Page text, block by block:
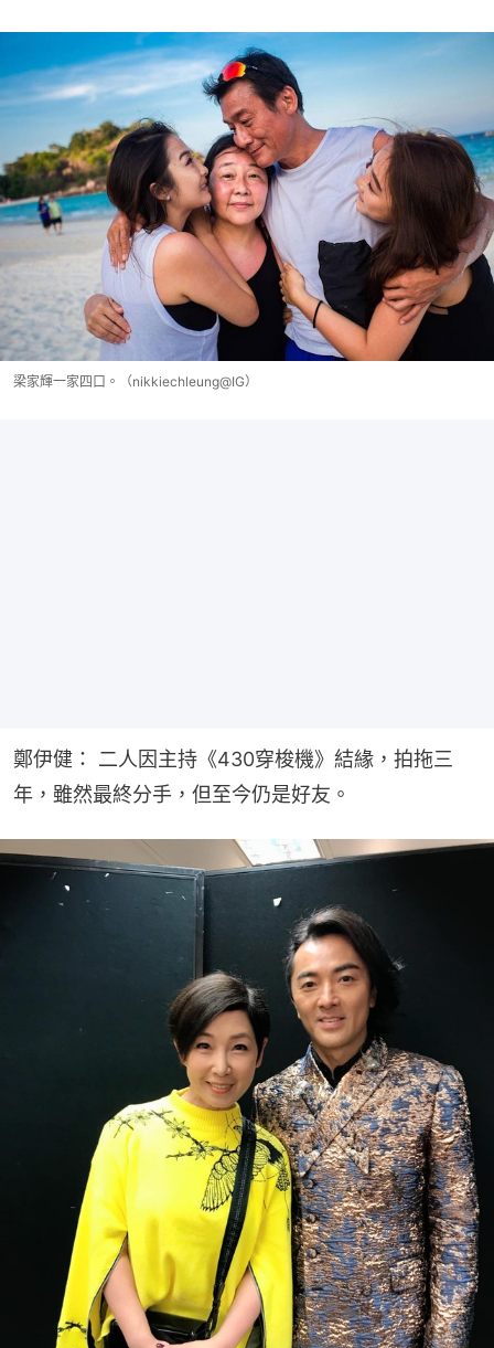
梁家輝一家四口。（nikkiechleung@IG）
鄭伊健： 二人因主持《430穿梭機》結緣，拍拖三
年，雖然最終分手，但至今仍是好友。